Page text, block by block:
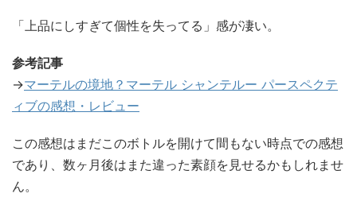
「上品にしすぎて個性を失ってる」感が凄い。
参考記事
→マーテルの境地？マーテル シャンテルー パースペクテ
ィブの感想・レビュー
この感想はまだこのボトルを開けて間もない時点での感想
であり、数ヶ月後はまた違った素顔を見せるかもしれませ
ん。